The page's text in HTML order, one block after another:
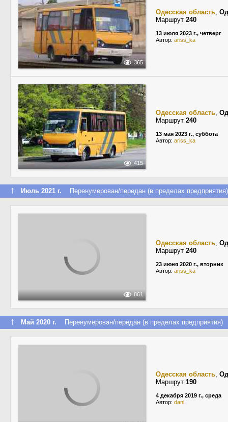
365
Одесская область,
Маршрут 240
13 июля 2023 г., четверг
Автор: ariss_ka
415
Одесская область,
Маршрут 240
13 мая 2023 г., суббота
Автор: ariss_ka
↑ Июль 2021 г. Перенумерован/передан (в пределах предприятия)
861
Одесская область,
Маршрут 240
23 июня 2020 г., вторник
Автор: ariss_ka
↑ Май 2020 г. Перенумерован/передан (в пределах предприятия)
Одесская область,
Маршрут 190
4 декабря 2019 г., среда
Автор: dani